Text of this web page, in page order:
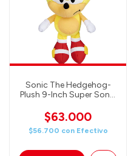
Sonic The Hedgehog-
Plush 9-Inch Super Sonic
30th Anniversary
$63.000
$56.700 con Efectivo